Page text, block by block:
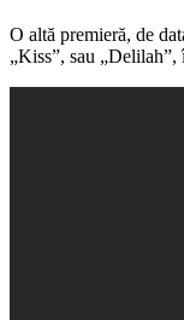
O altă premieră, de
„Kiss”, sau